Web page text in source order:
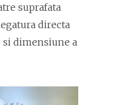
suprafata
directa
si dimensiune a